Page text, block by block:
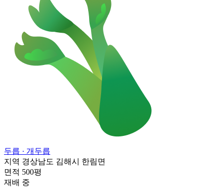
두릅 · 개두릅
지역 경상남도 김해시 한림면
면적 500평
재배 중